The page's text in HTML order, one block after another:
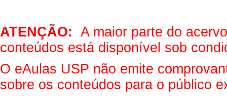
ATENÇÃO: A maior parte do
conteúdos está disponível sob
O eAulas USP não emite
sobre os conteúdos para o público